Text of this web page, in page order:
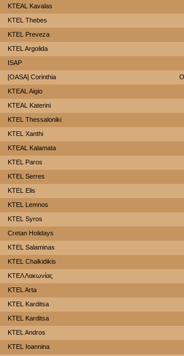
KTEAL Kavalas
KTEL Thebes
KTEL Preveza
KTEL Argolida
ISAP
[OASA] Corinthia
KTEAL Aigio
KTEAL Katerini
KTEL Thessaloniki
KTEL Xanthi
KTEAL Kalamata
KTEL Paros
KTEL Serres
KTEL Elis
KTEL Lemnos
KTEL Syros
Cretan Holidays
KTEL Salaminas
ΚΤΕL Chalkidikis
ΚΤΕΛ Λακωνίας
KTEL Arta
ΚΤΕL Karditsa
ΚΤΕL Karditsa
KTEL Andros
KTEL Ioannina